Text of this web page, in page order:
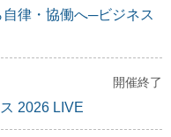
律・協働へ─ビジネス
開催終了
2026 LIVE